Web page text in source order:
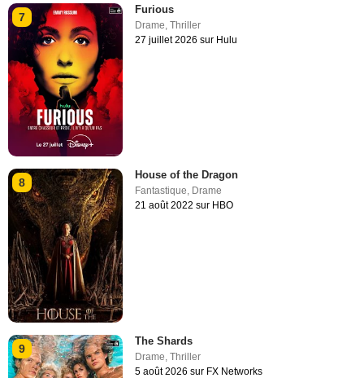
7
Furious
Drame,Thriller
27 juillet 2026 sur Hulu
8
House of the Dragon
Fantastique, Drame
21 août 2022 sur HBO
9
The Shards
Drame ,Thriller
5 août 2026 sur FX Networks